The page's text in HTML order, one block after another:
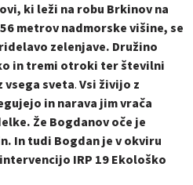
ki leži na robu Brkinov na
metrov nadmorske višine, se
zelenjave. Družino
in tremi otroki ter številni
sveta.Vsi živijo z
in narava jim vrača
Že Bogdanov oče je
In tudi Bogdan je v okviru
IRP 19 Ekološko